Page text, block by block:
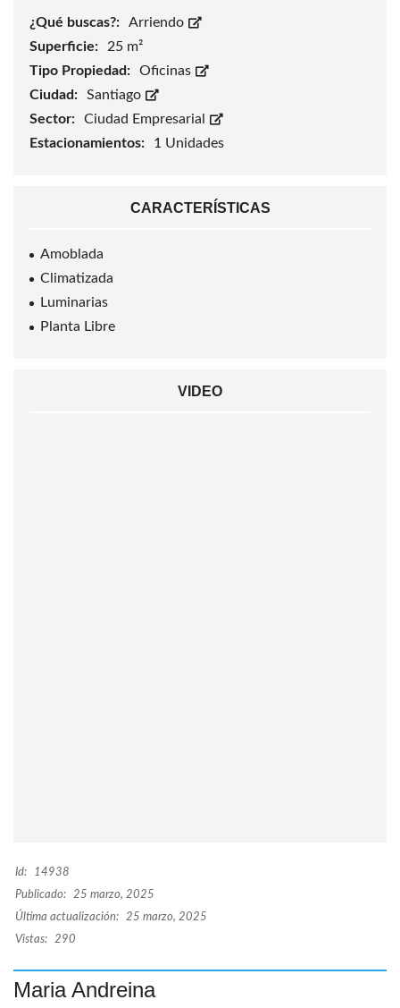
¿Qué buscas?:
Arriendo
Superficie:
25 m²
Tipo Propiedad:
Oficinas
Ciudad:
Santiago
Sector:
Ciudad Empresarial
Estacionamientos:
1 Unidades
CARACTERÍSTICAS
Amoblada
Climatizada
Luminarias
Planta Libre
VIDEO
Id:
14938
Publicado:
25 marzo, 2025
Última actualización:
25 marzo, 2025
Vistas:
290
Maria Andreina